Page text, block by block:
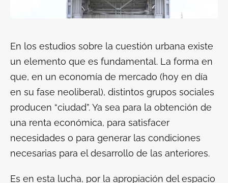
En los estudios sobre la cuestión urbana existe
un elemento que es fundamental. La forma en
que, en un economía de mercado (hoy en día
en su fase neoliberal), distintos grupos sociales
producen “ciudad”. Ya sea para la obtención de
una renta económica, para satisfacer
necesidades o para generar las condiciones
necesarias para el desarrollo de las anteriores.
Es en esta lucha, por la apropiación del espacio